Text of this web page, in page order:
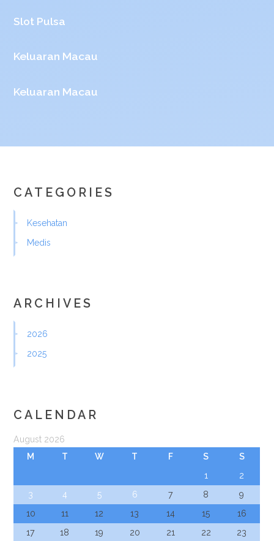
Slot Pulsa
Keluaran Macau
Keluaran Macau
CATEGORIES
Kesehatan
Medis
ARCHIVES
2026
2025
CALENDAR
August 2026
M
T W T F S
S
1
2
3
4 5 6 7 8
9
10
11 12 13 14 15
16
17
18 19 20 21 22 23